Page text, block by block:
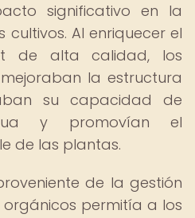
significativo en la
Al enriquecer el
de alta calidad, los
la estructura
su capacidad de
y promovían el
de las plantas.
de la gestión
orgánicos permitía a los